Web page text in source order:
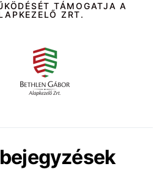
TÁMOGATJA A
ZRT.